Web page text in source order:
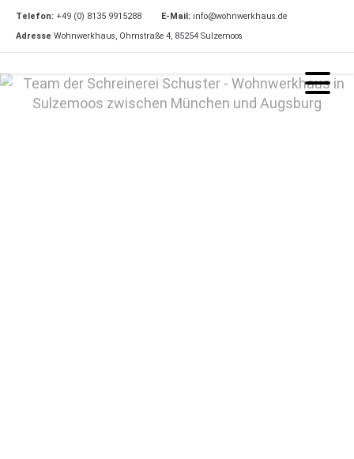
Telefon: +49 (0) 8135 9915288 E-Mail: info@wohnwerkhaus.de
Adresse Wohnwerkhaus, Ohmstraße 4, 85254 Sulzemoos